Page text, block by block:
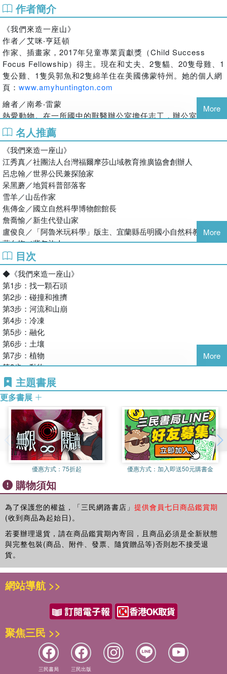
◆套書特色
1. 孩子認識地球科學的啟蒙書與進階知識繪本
《我們來造一座山》以淺顯的文字和富有童趣的圖畫，引領小讀者
跟著書中小女孩，一起體驗打造山林的樂趣，是地質知識啟蒙的最
佳讀本。而《一起去冒險：挑戰世界八大高峰》則更進一步透過介
紹世界名山，讓讀者一覽地球高山地景的多元樣貌。
2. 山林教育的最佳文本
《我們來造一座山》除了認識山林演化的過程，也包含走進山林與
守護山林的指引，是近年來臺灣小學推廣登山領畢業證書、親近山
林的最佳文本。《一起去冒險：挑戰世界八大高峰》則以每座高山
需要具備的技術與能力；此外，書中也描述了自古人們是如何崇敬
高山，把它們當作女神、擁有神祕力量或神祕生物的聖地；每座山
也介紹人們征服它的歷史和過程，一則則勇敢探險者的傳奇故事，
保證讓讀者看得目不轉睛！
3. 獲取實用的登山知識與安全技巧
每座山峰都有屬於自己的挑戰冒險地圖。書裡會告訴你哪條路最安
全，哪裡需要特別小心，讓讀者當個聰明又勇敢的小冒險家！作、
譯者還以簡單又好懂的文字和圖畫，教導讀者認識專業術語、結繩
小技巧，以及必備的登山裝備，幫助讀者準備好隨時出發去冒險的
心態！
4. 充滿想像力與精采畫面的知識繪本
《我們來造一座山》是一本畫風看似樸拙的素描與塗鴉，卻將地質
與天氣的變化完美呈現，筆觸不失溫柔與力量，將山林的生命力表
露無遺，帶領讀者運用充滿力量又童趣的畫面，想像高山的形成與
演化；而另一本《一起去冒險：挑戰世界八大高峰》，則具有民俗
藝術的插畫風格，將一座座高山的巍峨壯麗與當地的人文風情呈現
在讀者眼前，同樣令人心馳神往，讚嘆不已。
5. 附贈精美臺灣百岳海報
知道山是怎麼造出來的，也認識世界上有名的八大高峰，明白到山
裡面冒險需要注意那些事情之後，當然要身體力行、走進山林闖一
闖嘍！「臺灣百岳海報」除了標示五大山脈，也列出一百座符合
奇、險、峻、秀，且三角點高度幾乎皆達3000公尺以上的山峰，不
只可以張貼在牆上裝飾、美化資料夾，也可以當作挑戰百岳的攀爬
紀錄喔！
作者簡介
《我們來造一座山》
作者／艾咪‧亨廷頓
作家、插畫家，2017年兒童專業貢獻獎（Child Success
Focus Fellowship）得主。現在和丈夫、2隻貓、20隻母雞、1
隻公雞、1隻吳郭魚和2隻綿羊住在美國佛蒙特州。她的個人網
頁： www.amyhuntington.com
繪者／南希‧雷蒙
熱愛動物。在一所國中的獸醫辦公室擔任志工，辦公室裡有一
隻11公斤重、名叫巴比的虎斑貓，是她見過最胖的貓。南希和
她先生、2個充滿想像力的小孩，以及1隻高飛狗一起住在美國
南加州的查爾斯頓。她的個人網頁：
譯者／蔡祐庭（柚子）
國立臺灣大學心理系畢業，資深園藝治療師，臺北市藝術統合
教育研究會共同創辦人。長期關注環境議題，享受和兒童與多
元族群的朋友工作與生活，期待人終將學會如何和世界和諧共
生。著有《綠生活療育手冊：100則園藝治療心處方》一書、
譯有《請把燈關了》繪本，皆獲「好書大家讀」推薦。
《一起去冒險：挑戰世界八大高峰》
作者／羅賓‧雅各布斯
英國童書作家和兒童節目編劇，與家人及兩隻愛犬居住在布里
斯托郊區。她擁有地球科學學士學位，對氣候變遷與環境議題
充滿熱情。除了從事廣告創意工作，她還曾策劃兒童印刷藝術
展，並在英國各地舉辦絲網印刷工作坊。她的著作涵蓋科普與
繪本領域，包括廣受好評的《Earth-Shattering Events》、
《The Mellons Build a House》等，致力於用生動有趣的方
式，向孩子們傳遞知識與環保理念。
繪者／艾德‧J‧布朗
英國插畫家和作家，現居德國萊比錫。他的作品以鮮明且充滿
幽默感的風格著稱，曾刊登於《讀者文摘》，及《Anorak
Magazine》和《Aquila Magazine》兒童雜誌。他的作品也曾
在紐約插畫家協會（Society of Illustrators）第62屆和第63屆
展覽中展出。布朗的插畫深受傳統印刷工藝及民間藝術的啟
發，常以旅行見聞和生活經歷為靈感，透過手繪與數位技術的
結合，創作出獨特的視覺作品。
譯者／呂忠翰（呂果果）
臺灣探險登山家、全人中學戶外特聘老師，多次締造臺灣首次
無氧登頂世界高峰紀錄。自幼到中學，在西岸農村、田野中成
長，之後進入山中叢林學習原民智慧，傳承了外祖父母務農的
基礎，也向師長們習得狩獵、紮營、山岳縱走技巧，戶外探索
歲月累積二十多載。
山就像果果的一位朋友，透過每次攀登，能真誠與山相處，感
受大自然的野性，更在與國際攀登家們的交流中，證明臺灣人
的探險能力，找到自己的定位。出社會後曾從事七年的職業裝
修木工，登山則是一直以來的中學夢想，也因體制外成長過
程，奠定對教育的熱情與想法。為了撐起下一代的勇氣，2012
年回到母校全人實驗中學擔任專任教師，指導戶外探險教育及
運動相關科目；機緣下同時重新踏出海外探索第一步。2013年
至2025年陸續攀登過十一座8000公尺高峰，有九座登頂成
八千領域的全球未知地方，這份探險視野與經驗，是臺灣海外
高海拔攀登史上重要且新的里程碑。
More
名人推薦
《我們來造一座山》
江秀真／社團法人台灣福爾摩莎山域教育推廣協會創辦人
呂忠翰／世界公民兼探險家
呆黑蘑／地質科普部落客
雪羊／山岳作家
焦傳金／國立自然科學博物館館長
詹喬愉／新生代登山家
盧俊良／「阿魯米玩科學」版主、宜蘭縣岳明國小自然科教師
藍白拖／背包旅人
《一起去冒險：挑戰世界八大高峰》
林真美／繪本共讀推薦人
雪羊／山岳作家
陳德政／作家
黃武雄／千里步道發起人
詹喬愉／新生代登山家
More
目次
◆《我們來造一座山》
第1步：找一顆石頭
第2步：碰撞和推擠
第3步：河流和山崩
第4步：冷凍
第5步：融化
第6步：土壤
第7步：植物
第8步：動物
第9步：守護
◆《一起去冒險：挑戰世界八大高峰》
關於山峰和山脈
揭開山脈的祕密！了解它們是如何形成的。
山脈的種類／著名的山脈／山地探險／山區的危險／安全登山注意
事項／登山裝備／打繩結
聖母峰（埃佛勒斯峰） 西藏，尼泊爾
世界最高峰的傳說，以及征服最高峰的驚險故事。
聖母峰的危險／征服的故事／聖母峰的「旅遊業」／雪巴人／攀登
路線
馬特洪峰 瑞士，義大利
阿爾卑斯山的明星山峰，它的獨特外形與登山故事。
征服的故事／攀登路線
欽博拉索山 厄瓜多
離地球中心最遠的山峰，還有它的地理與文化背景。
富士山 日本
日本最具代表性的山峰，象徵自然與文化的完美結合。
吉力馬札羅山 坦尚尼亞
非洲的最高峰，擁有多樣的生態與登山冒險。
動植物的生態／吉力馬札羅的人們／征服的故事／攀登路線
德納利山 美國
北美洲最高峰，探索其壯麗景觀與挑戰故事。
征服的故事／德納利寓言故事／攀登路線
More
主題書展
更多書展
優惠方式： 75折起 優惠方式： 加入即送50元購書金
購物須知
為了保護您的權益，「三民網路書店」 提供會員七日商品鑑賞期
(收到商品為起始日)。
若要辦理退貨，請在商品鑑賞期內寄回，且商品必須是全新狀態
與完整包裝(商品、附件、發票、隨貨贈品等)否則恕不接受退
貨。
網站導航 >>
聚焦三民 >>
三民書局 三民出版